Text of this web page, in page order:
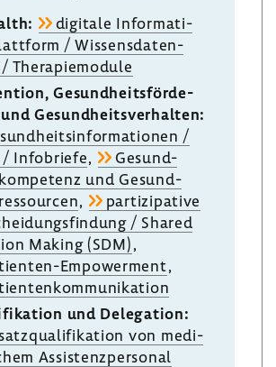
digi­tale Infor­ma­ti­
/ Wissens­da­ten­
Thera­pie­mo­dule
Gesund­heits­för­de­
Gesund­heits­ver­halten:
/
/ Info­briefe,
Gesund­
und Gesund­
,
parti­zi­pa­tive
/ Shared
Making (SDM),
​Empowerment,
und Dele­ga­tion:
von medi­
Assis­tenz­per­sonal